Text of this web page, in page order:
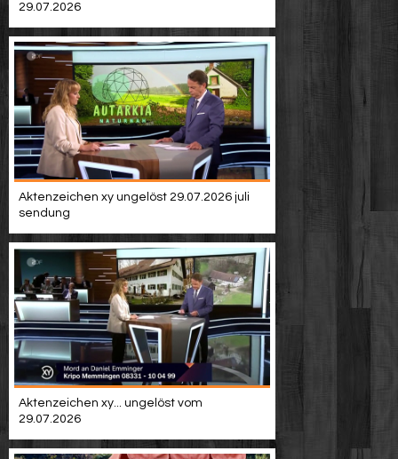
29.07.2026
Aktenzeichen xy ungelöst 29.07.2026 juli
sendung
Aktenzeichen xy... ungelöst vom
29.07.2026